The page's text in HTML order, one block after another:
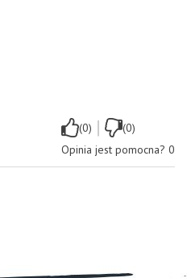
(0) |
(0)
Opinia jest pomocna? 0